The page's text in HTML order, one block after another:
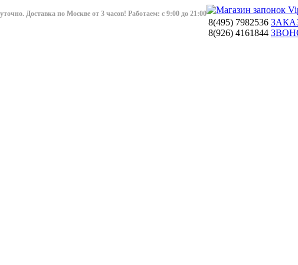
Доставка по Москве от 3 часов! Работаем: с 9:00 до 21:00
8(495) 7982536
8(926) 4161844